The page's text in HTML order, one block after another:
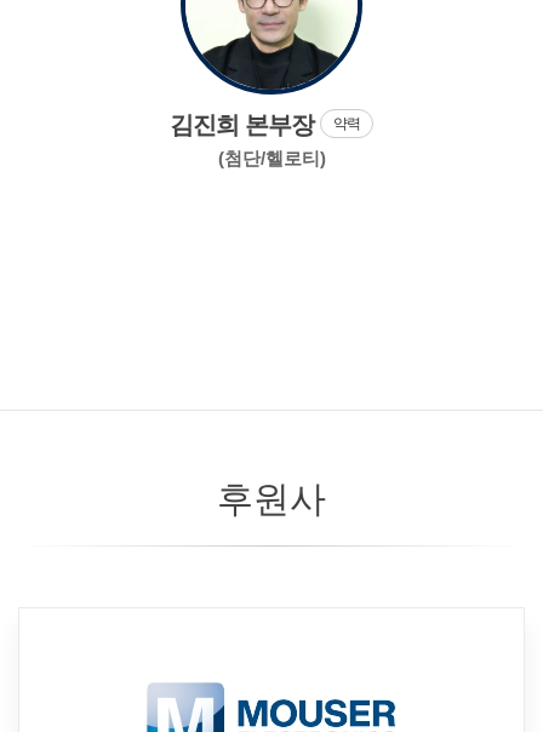
김진희 본부장 약력
(첨단/헬로티)
후원사